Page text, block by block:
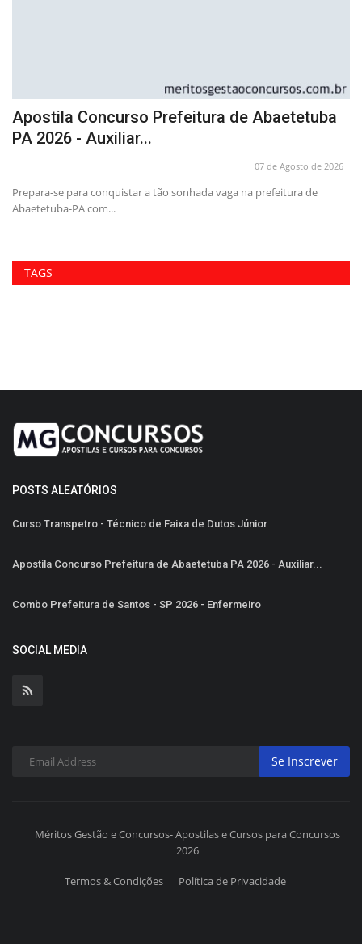
Apostila Concurso Prefeitura de Abaetetuba
PA 2026 - Auxiliar...
07 de Agosto de 2026
Prepara-se para conquistar a tão sonhada vaga na prefeitura de
Abaetetuba-PA com...
TAGS
POSTS ALEATÓRIOS
Curso Transpetro - Técnico de Faixa de Dutos Júnior
Apostila Concurso Prefeitura de Abaetetuba PA 2026 - Auxiliar...
Combo Prefeitura de Santos - SP 2026 - Enfermeiro
SOCIAL MEDIA
Se Inscrever
Méritos Gestão e Concursos- Apostilas e Cursos para Concursos
2026
Termos & Condições Política de Privacidade